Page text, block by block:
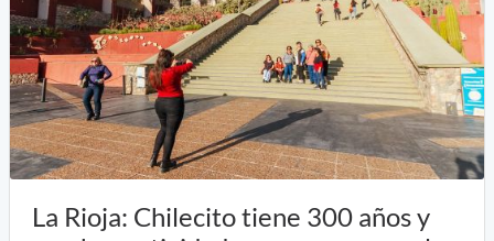
La Rioja: Chilecito tiene 300 años y